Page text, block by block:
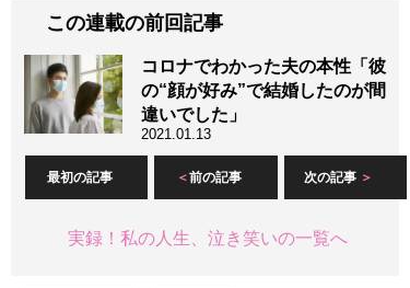
この連載の前回記事
コロナでわかった夫の本性「彼
の“顔が好み”で結婚したのが間
違いでした」
2021.01.13
最初の記事 前の記事 次の記事
実録！私の人生、泣き笑いの一覧へ